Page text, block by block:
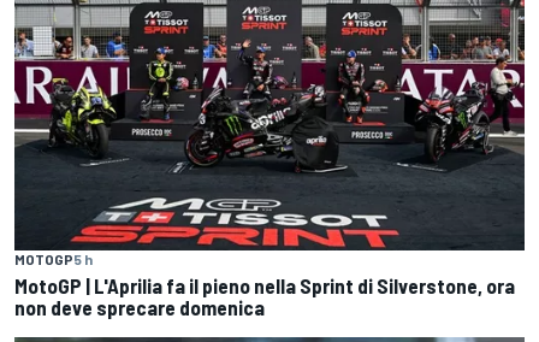
MOTOGP5 h
MotoGP | L'Aprilia fa il pieno nella Sprint di Silverstone, ora
non deve sprecare domenica